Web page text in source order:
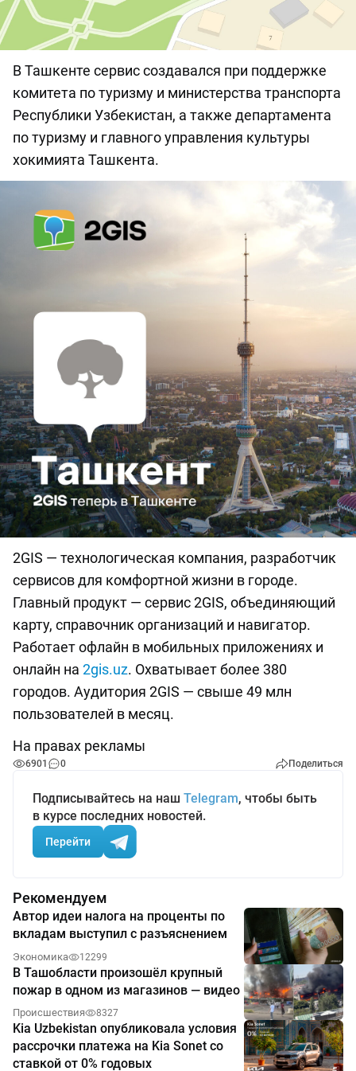
В Ташкенте сервис создавался при поддержке
комитета по туризму и министерства транспорта
Республики Узбекистан, а также департамента
по туризму и главного управления культуры
хокимията Ташкента.
2GIS — технологическая компания, разработчик
сервисов для комфортной жизни в городе.
Главный продукт — сервис 2GIS, объединяющий
карту, справочник организаций и навигатор.
Работает офлайн в мобильных приложениях и
онлайн на 2gis.uz. Охватывает более 380
городов. Аудитория 2GIS — свыше 49 млн
пользователей в месяц.
На правах рекламы
6901 0 Поделиться
Подписывайтесь на наш Telegram, чтобы быть
в курсе последних новостей.
Перейти
Рекомендуем
Автор идеи налога на проценты по
вкладам выступил с разъяснением
Экономика 12299
В Ташобласти произошёл крупный
пожар в одном из магазинов — видео
Происшествия 8327
Kia Uzbekistan опубликовала условия
рассрочки платежа на Kia Sonet со
ставкой от 0% годовых